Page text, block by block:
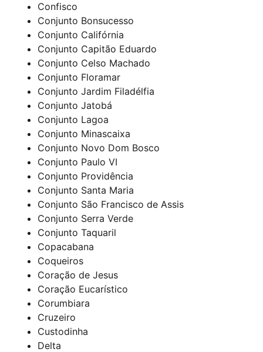
Confisco
Conjunto Bonsucesso
Conjunto Califórnia
Conjunto Capitão Eduardo
Conjunto Celso Machado
Conjunto Floramar
Conjunto Jardim Filadélfia
Conjunto Jatobá
Conjunto Lagoa
Conjunto Minascaixa
Conjunto Novo Dom Bosco
Conjunto Paulo VI
Conjunto Providência
Conjunto Santa Maria
Conjunto São Francisco de Assis
Conjunto Serra Verde
Conjunto Taquaril
Copacabana
Coqueiros
Coração de Jesus
Coração Eucarístico
Corumbiara
Cruzeiro
Custodinha
Delta